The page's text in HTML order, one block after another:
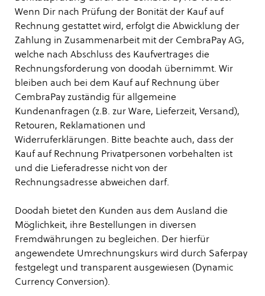
Wenn Dir nach Prüfung der Bonität der Kauf auf
Rechnung gestattet wird, erfolgt die Abwicklung der
Zahlung in Zusammenarbeit mit der CembraPay AG,
welche nach Abschluss des Kaufvertrages die
Rechnungsforderung von doodah übernimmt. Wir
bleiben auch bei dem Kauf auf Rechnung über
CembraPay zuständig für allgemeine
Kundenanfragen (z.B. zur Ware, Lieferzeit, Versand),
Retouren, Reklamationen und
Widerruferklärungen. Bitte beachte auch, dass der
Kauf auf Rechnung Privatpersonen vorbehalten ist
und die Lieferadresse nicht von der
Rechnungsadresse abweichen darf.
Doodah bietet den Kunden aus dem Ausland die
Möglichkeit, ihre Bestellungen in diversen
Fremdwährungen zu begleichen. Der hierfür
angewendete Umrechnungskurs wird durch Saferpay
festgelegt und transparent ausgewiesen (Dynamic
Currency Conversion).